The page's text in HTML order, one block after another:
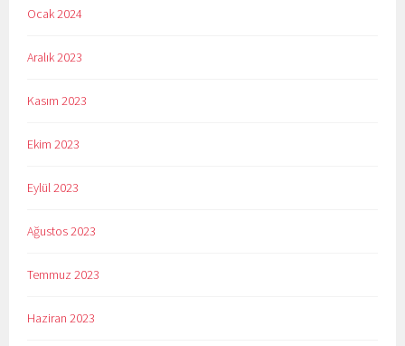
Ocak 2024
Aralık 2023
Kasım 2023
Ekim 2023
Eylül 2023
Ağustos 2023
Temmuz 2023
Haziran 2023